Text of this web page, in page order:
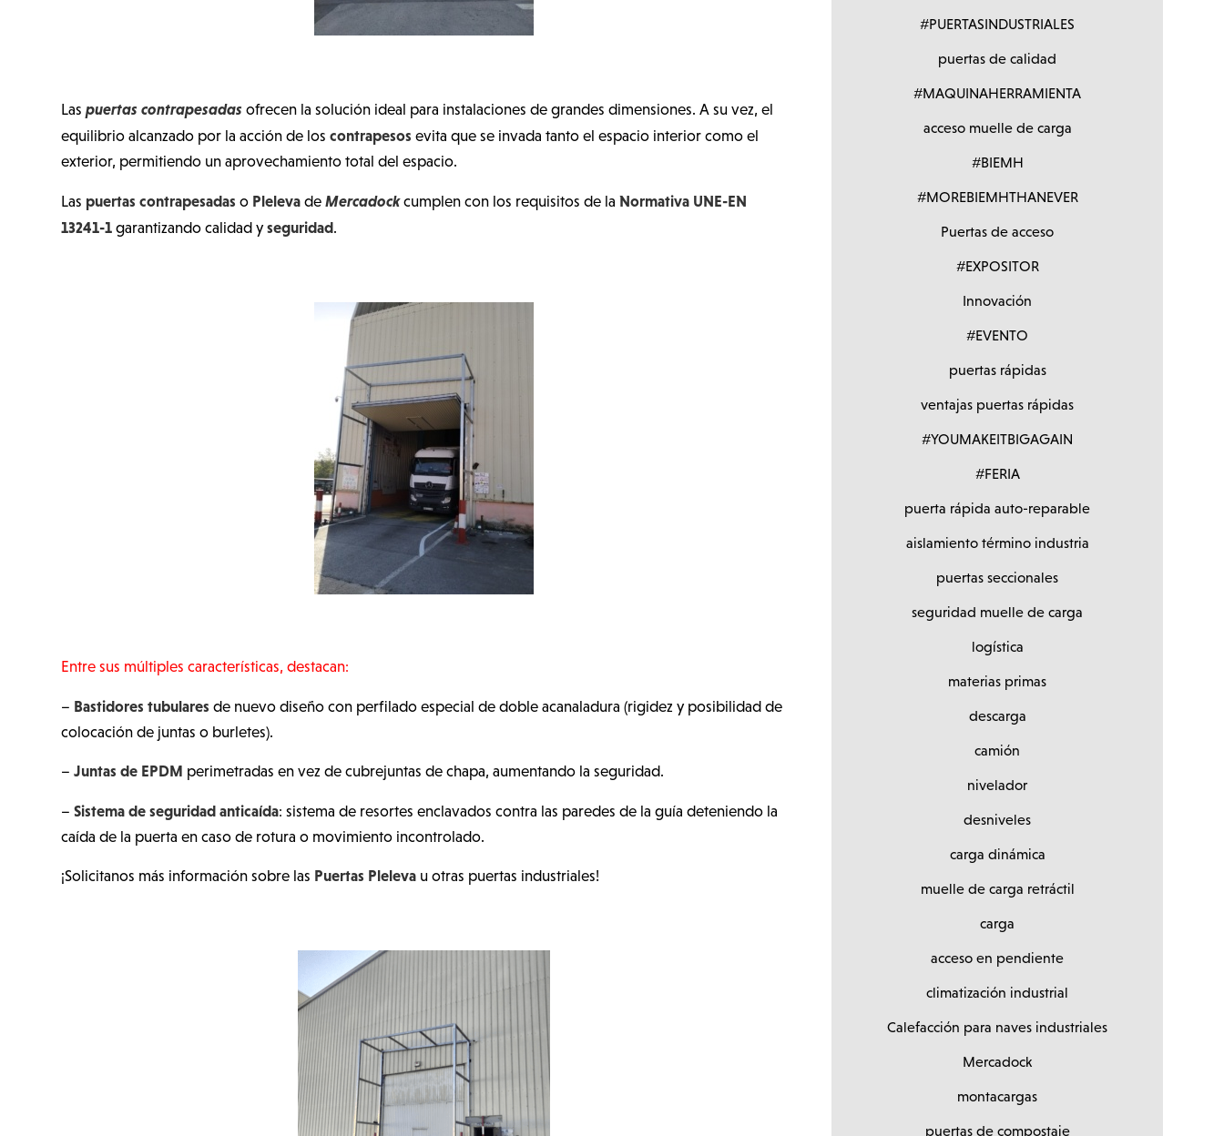
Las puertas contrapesadas ofrecen la solución ideal para instalaciones de grandes dimensiones. A su vez, el
equilibrio alcanzado por la acción de los contrapesos evita que se invada tanto el espacio interior como el
exterior, permitiendo un aprovechamiento total del espacio.
Las puertas contrapesadas o Pleleva de Mercadockcumplen con los requisitos de la Normativa UNE-EN
13241-1 garantizando calidad y seguridad.
Entre sus múltiples características, destacan:
– Bastidores tubulares de nuevo diseño con perfilado especial de doble acanaladura (rigidez y posibilidad de
colocación de juntas o burletes).
– Juntas de EPDM perimetradas en vez de cubrejuntas de chapa, aumentando la seguridad.
– Sistema de seguridad anticaída: sistema de resortes enclavados contra las paredes de la guía deteniendo la
caída de la puerta en caso de rotura o movimiento incontrolado.
¡Solicitanos más información sobre las Puertas Pleleva u otras puertas industriales!
#PUERTASINDUSTRIALES
puertas de calidad
#MAQUINAHERRAMIENTA
acceso muelle de carga
#BIEMH
#MOREBIEMHTHANEVER
Puertas de acceso
#EXPOSITOR
Innovación
#EVENTO
puertas rápidas
ventajas puertas rápidas
#YOUMAKEITBIGAGAIN
#FERIA
puerta rápida auto-reparable
aislamiento término industria
puertas seccionales
seguridad muelle de carga
logística
materias primas
descarga
camión
nivelador
desniveles
carga dinámica
muelle de carga retráctil
carga
acceso en pendiente
climatización industrial
Calefacción para naves industriales
Mercadock
montacargas
puertas de compostaje